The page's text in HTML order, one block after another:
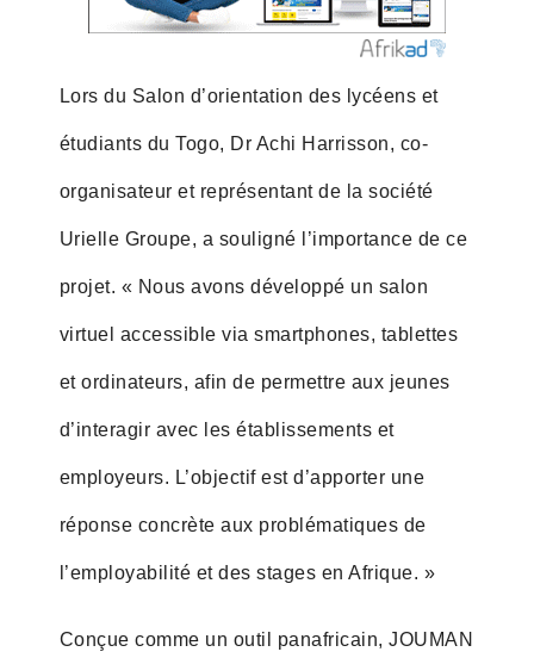
Lors du Salon d’orientation des lycéens et
étudiants du Togo, Dr Achi Harrisson, co-
organisateur et représentant de la société
Urielle Groupe, a souligné l’importance de ce
projet. « Nous avons développé un salon
virtuel accessible via smartphones, tablettes
et ordinateurs, afin de permettre aux jeunes
d’interagir avec les établissements et
employeurs. L’objectif est d’apporter une
réponse concrète aux problématiques de
l’employabilité et des stages en Afrique. »
Conçue comme un outil panafricain, JOUMAN